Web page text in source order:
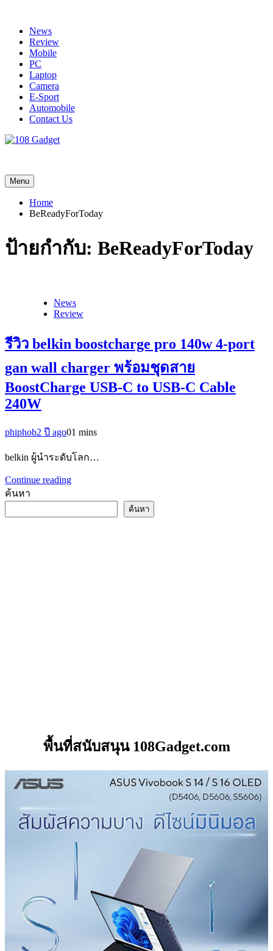
contentNews
Review
Mobile
PC
Laptop
Camera
E-Sport
Automobile
Contact Us
Menu
Home
BeReadyForToday
ป้ายกำกับ: BeReadyForToday
News
Review
รีวิว belkin boostcharge pro 140w 4-port
gan wall charger พร้อมชุดสาย
BoostCharge USB-C to USB-C Cable
240W
phiphob2 ปี ago01 mins
belkin ผู้นำระดับโลก…
Continue reading
ค้นหา
ค้นหา
พื้นที่สนับสนุน 108Gadget.com